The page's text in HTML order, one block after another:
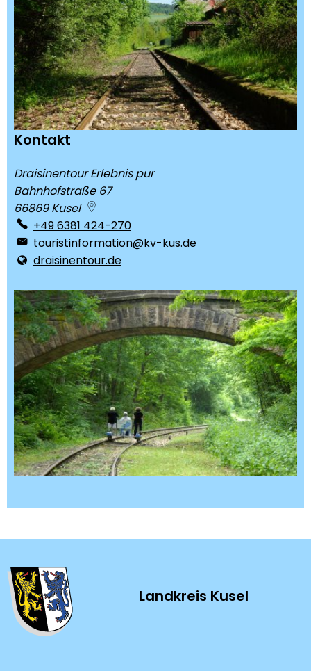
Kontakt
Draisinentour Erlebnis pur
Bahnhofstraße 67
66869 Kusel
+49 6381 424-270
touristinformation@kv-kus.de
draisinentour.de
Landkreis Kusel